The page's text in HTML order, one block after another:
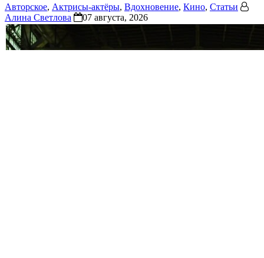
Авторское, Актрисы-актёры, Вдохновение, Кино, Статьи
Алина Светлова
07 августа, 2026